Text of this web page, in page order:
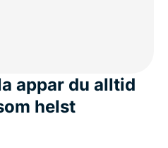
appar du alltid
helst